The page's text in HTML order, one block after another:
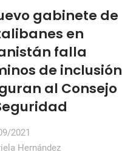
seis
meses
gabinete de
en
falla
de inclusión
al Consejo
2021
Hernández